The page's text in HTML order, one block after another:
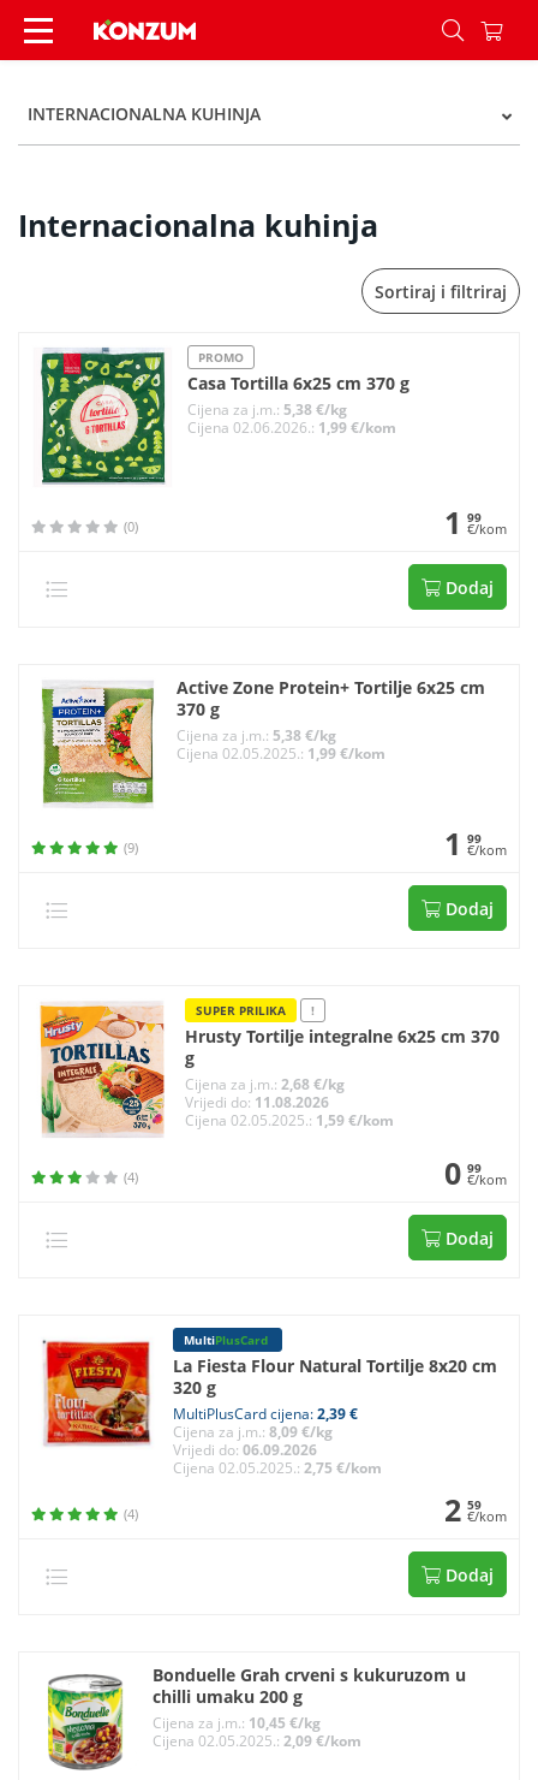
Internacionalna kuhinja - Kategorije - Konzum
INTERNACIONALNA KUHINJA
Internacionalna kuhinja
Sortiraj i filtriraj
PROMO
Casa Tortilla 6x25 cm 370 g
Cijena za j.m.: 5,38 €/kg
Cijena 02.06.2026.: 1,99 €/kom
(0) 1 99
€/kom
Dodaj
Active Zone Protein+ Tortilje 6x25 cm
370 g
Cijena za j.m.:5,38 €/kg
Cijena 02.05.2025.: 1,99 €/kom
(9) 1 99
€/kom
Dodaj
SUPER PRILIKA !
Hrusty Tortilje integralne 6x25 cm 370
g
Cijena za j.m.: 2,68 €/kg
Vrijedi do: 11.08.2026
Cijena 02.05.2025.: 1,59 €/kom
(4) 0 99
€/kom
Dodaj
MultiPlusCard
La Fiesta Flour Natural Tortilje 8x20 cm
320 g
MultiPlusCard cijena:2,39 €
Cijena za j.m.: 8,09 €/kg
Vrijedi do: 06.09.2026
Cijena 02.05.2025.: 2,75 €/kom
(4) 2 59
€/kom
Dodaj
Bonduelle Grah crveni s kukuruzom u
chilli umaku 200 g
Cijena za j.m.: 10,45 €/kg
Cijena 02.05.2025.: 2,09 €/kom